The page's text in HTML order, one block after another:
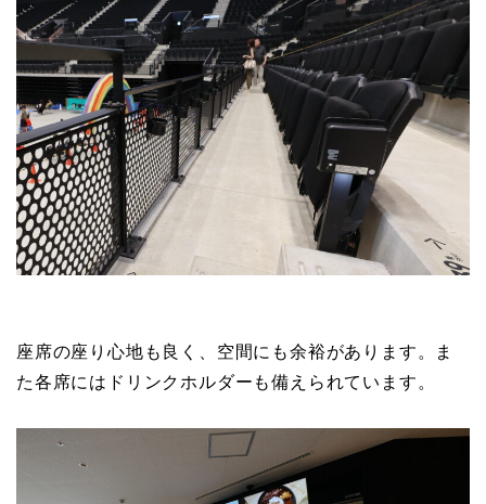
座席の座り心地も良く、空間にも余裕があります。ま
た各席にはドリンクホルダーも備えられています。